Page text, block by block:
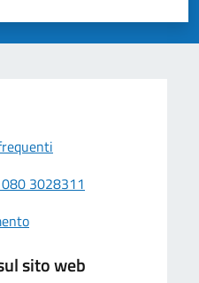
su 5
3028311
sito web